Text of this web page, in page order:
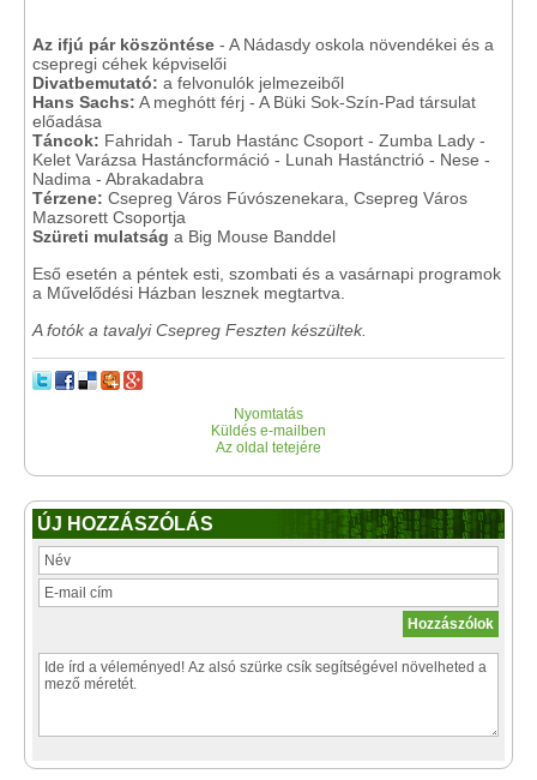
Az ifjú pár köszöntése - A Nádasdy oskola növendékei és a
csepregi céhek képviselői
Divatbemutató: a felvonulók jelmezeiből
Hans Sachs: A meghótt férj - A Büki Sok-Szín-Pad társulat
előadása
Táncok: Fahridah - Tarub Hastánc Csoport - Zumba Lady -
Kelet Varázsa Hastáncformáció - Lunah Hastánctrió - Nese -
Nadima - Abrakadabra
Térzene: Csepreg Város Fúvószenekara, Csepreg Város
Mazsorett Csoportja
Szüreti mulatság a Big Mouse Banddel
Eső esetén a péntek esti, szombati és a vasárnapi programok
a Művelődési Házban lesznek megtartva.
A fotók a tavalyi Csepreg Feszten készültek.
Nyomtatás
Küldés e-mailben
Az oldal tetejére
ÚJ HOZZÁSZÓLÁS